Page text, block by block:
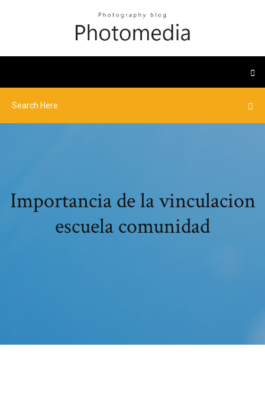
Importancia de la vinculacion
escuela comunidad